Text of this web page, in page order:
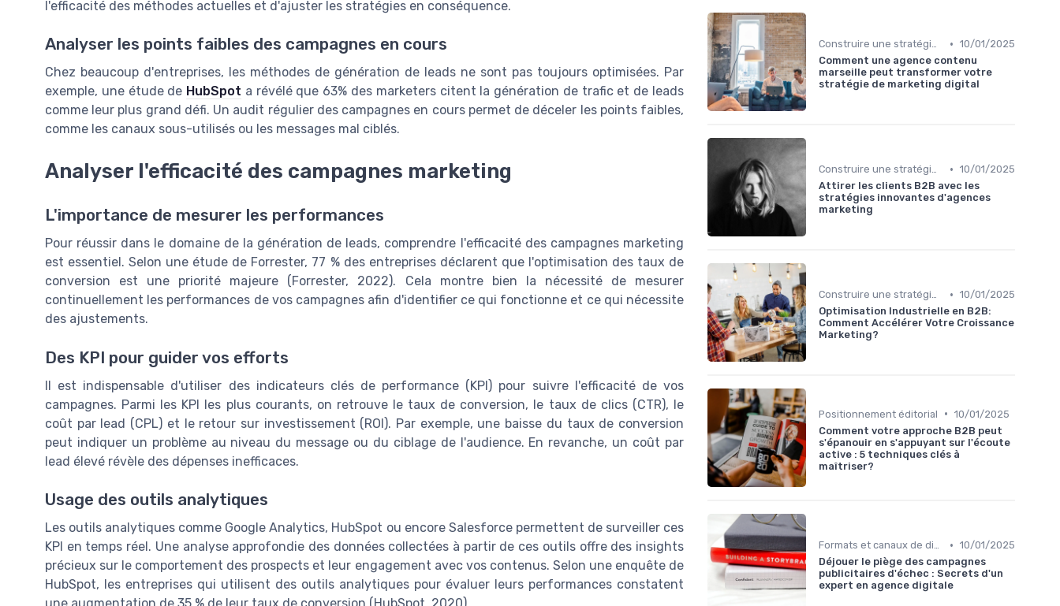
l'efficacité des méthodes actuelles et d'ajuster les stratégies en conséquence.
Analyser les points faibles des campagnes en cours
Chez beaucoup d'entreprises, les méthodes de génération de leads ne sont pas toujours optimisées. Par
exemple, une étude de HubSpot a révélé que 63% des marketers citent la génération de trafic et de leads
comme leur plus grand défi. Un audit régulier des campagnes en cours permet de déceler les points faibles,
comme les canaux sous-utilisés ou les messages mal ciblés.
Analyser l'efficacité des campagnes marketing
L'importance de mesurer les performances
Pour réussir dans le domaine de la génération de leads, comprendre l'efficacité des campagnes marketing
est essentiel. Selon une étude de Forrester, 77 % des entreprises déclarent que l'optimisation des taux de
conversion est une priorité majeure (Forrester, 2022). Cela montre bien la nécessité de mesurer
continuellement les performances de vos campagnes afin d'identifier ce qui fonctionne et ce qui nécessite
des ajustements.
Des KPI pour guider vos efforts
Il est indispensable d'utiliser des indicateurs clés de performance (KPI) pour suivre l'efficacité de vos
campagnes. Parmi les KPI les plus courants, on retrouve le taux de conversion, le taux de clics (CTR), le
coût par lead (CPL) et le retour sur investissement (ROI). Par exemple, une baisse du taux de conversion
peut indiquer un problème au niveau du message ou du ciblage de l'audience. En revanche, un coût par
lead élevé révèle des dépenses inefficaces.
Usage des outils analytiques
Les outils analytiques comme Google Analytics, HubSpot ou encore Salesforce permettent de surveiller ces
KPI en temps réel. Une analyse approfondie des données collectées à partir de ces outils offre des insights
précieux sur le comportement des prospects et leur engagement avec vos contenus. Selon une enquête de
HubSpot, les entreprises qui utilisent des outils analytiques pour évaluer leurs performances constatent
Construire une stratégie de contenu • 10/01/2025
Comment une agence contenu
marseille peut transformer votre
stratégie de marketing digital
Construire une stratégie de contenu • 10/01/2025
Attirer les clients B2B avec les
stratégies innovantes d'agences
marketing
Construire une stratégie de contenu • 10/01/2025
Optimisation Industrielle en B2B:
Comment Accélérer Votre Croissance
Marketing?
Positionnement éditorial • 10/01/2025
Comment votre approche B2B peut
s'épanouir en s'appuyant sur l'écoute
active : 5 techniques clés à
maîtriser?
Formats et canaux de diffusion • 10/01/2025
Déjouer le piège des campagnes
publicitaires d'échec : Secrets d'un
expert en agence digitale